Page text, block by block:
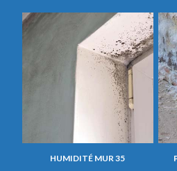
HUMIDITÉ MUR 35